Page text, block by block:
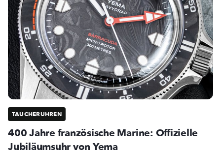
TAUCHERUHREN
400 Jahre französische Marine: Offizielle
Jubiläumsuhr von Yema